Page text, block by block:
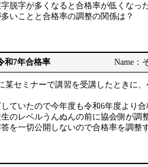
脱字が多くなると合格率が低くなっ
いことと合格率の調整の関係は？
和7年合格率 Name：
某セミナーで講習を受講したときに
ていたので今年度も令和6年度より
のレベルうんぬんの前に協会側が調
を一切公開しないので合格率を調整